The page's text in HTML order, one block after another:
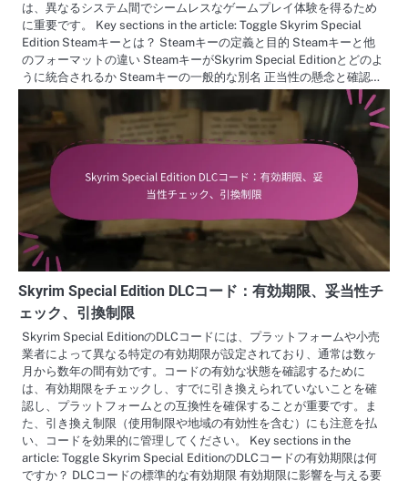
は、異なるシステム間でシームレスなゲームプレイ体験を得るため
に重要です。 Key sections in the article: Toggle Skyrim Special
Edition Steamキーとは？ Steamキーの定義と目的 Steamキーと他
のフォーマットの違い SteamキーがSkyrim Special Editionとどのよ
うに統合されるか Steamキーの一般的な別名 正当性の懸念と確認…
Skyrim Special Edition DLCコード：有効期限、妥当性チ
ェック、引換制限
Skyrim Special EditionのDLCコードには、プラットフォームや小売
業者によって異なる特定の有効期限が設定されており、通常は数ヶ
月から数年の間有効です。コードの有効な状態を確認するために
は、有効期限をチェックし、すでに引き換えられていないことを確
認し、プラットフォームとの互換性を確保することが重要です。ま
た、引き換え制限（使用制限や地域の有効性を含む）にも注意を払
い、コードを効果的に管理してください。 Key sections in the
article: Toggle Skyrim Special EditionのDLCコードの有効期限は何
ですか？ DLCコードの標準的な有効期限 有効期限に影響を与える要